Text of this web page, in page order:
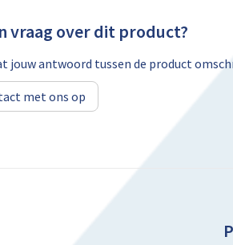
vraag over dit product?
jouw antwoord tussen de product
met ons op